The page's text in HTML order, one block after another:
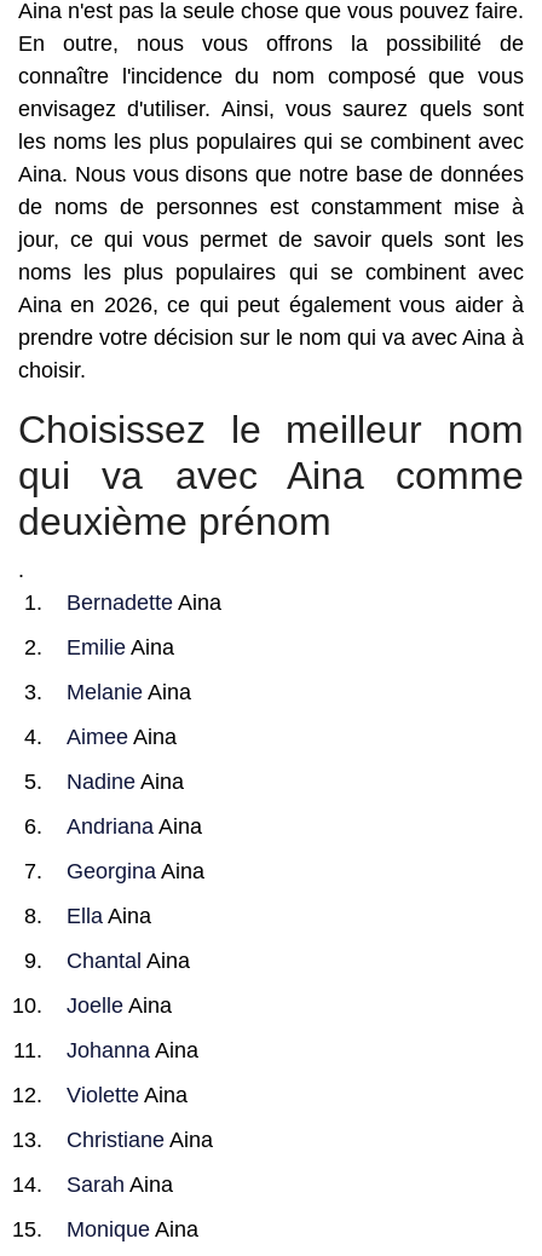
Aina n'est pas la seule chose que vous pouvez faire.
En outre, nous vous offrons la possibilité de
connaître l'incidence du nom composé que vous
envisagez d'utiliser. Ainsi, vous saurez quels sont
les noms les plus populaires qui se combinent avec
Aina. Nous vous disons que notre base de données
de noms de personnes est constamment mise à
jour, ce qui vous permet de savoir quels sont les
noms les plus populaires qui se combinent avec
Aina en 2026, ce qui peut également vous aider à
prendre votre décision sur le nom qui va avec Aina à
choisir.
Choisissez le meilleur nom
qui va avec Aina comme
deuxième prénom
.
Bernadette Aina
Emilie Aina
Melanie Aina
Aimee Aina
Nadine Aina
Andriana Aina
Georgina Aina
Ella Aina
Chantal Aina
Joelle Aina
Johanna Aina
Violette Aina
Christiane Aina
Sarah Aina
Monique Aina